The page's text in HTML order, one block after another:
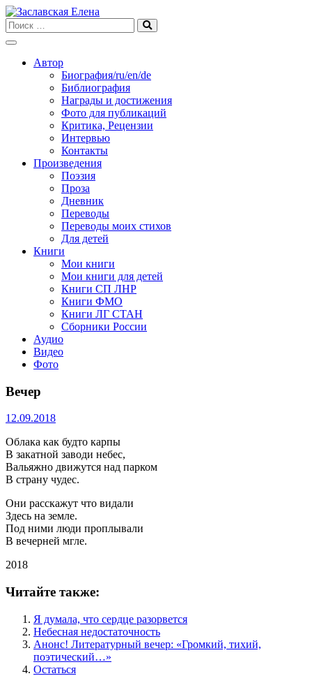
Skip
to
content
Автор
Биография/ru/en/de
Библиография
Награды и достижения
Фото для публикаций
Критика, Рецензии
Интервью
Контакты
Произведения
Поэзия
Проза
Дневник
Переводы
Переводы моих стихов
Для детей
Книги
Мои книги
Мои книги для детей
Книги СП ЛНР
Книги ФМО
Книги ЛГ СТАН
Сборники России
Аудио
Видео
Фото
Вечер
12.09.2018
Облака как будто карпы
В закатной заводи небес,
Вальяжно движутся над парком
В страну чудес.
Они расскажут что видали
Здесь на земле.
Под ними люди проплывали
В вечерней мгле.
2018
Читайте также:
Я думала, что сердце разорвется
Небесная недостаточность
Анонс! Литературный вечер: «Громкий, тихий,
поэтический…»
Остаться